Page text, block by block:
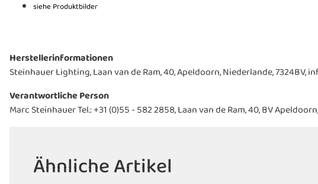
siehe Produktbilder
Herstellerinformationen
Steinhauer Lighting, Laan van de Ram, 40, Apeldoorn, Niederlande,
Verantwortliche Person
Marc Steinhauer Tel.: +31 (0)55 - 582 2858, Laan van de Ram, 40, BV
Ähnliche Artikel